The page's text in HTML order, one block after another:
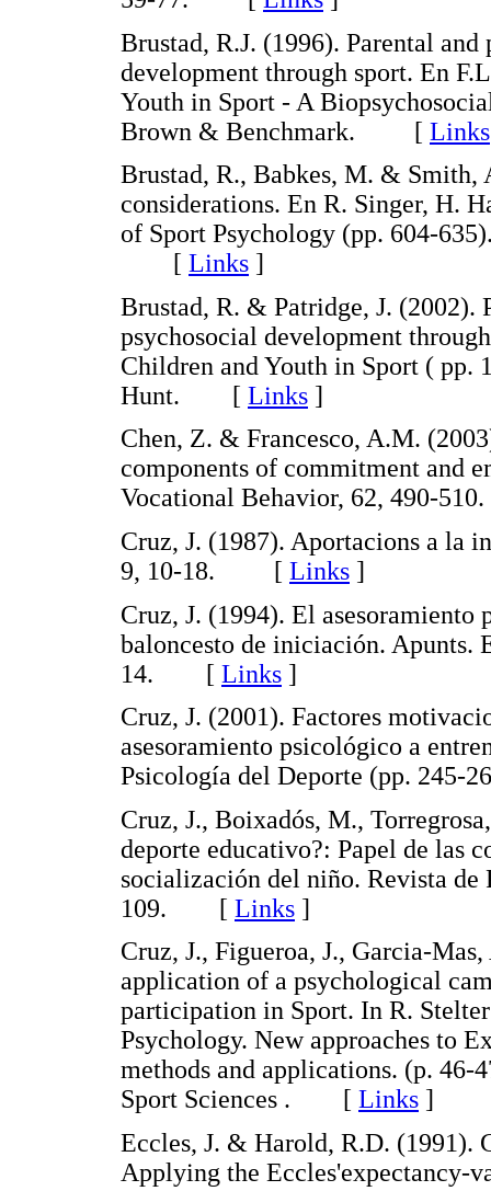
Brustad, R.J. (1996). Parental
development through sport. En
Youth in Sport - A
Brown & Benchmark. [ Links
Brustad, R., Babkes, M. & Smith,
considerations. En R. Singer, H.
of Sport Psychology (pp. 604-
[ Links ]
Brustad, R. & Patridge, J. (2002).
psychosocial development
Children and Youth in Sport ( pp.
Hunt. [ Links ]
Chen, Z. & Francesco, A.M.
components of commitment and
Vocational Behavior, 62,
Cruz, J. (1987). Aportacions a la
9, 10-18. [ Links ]
Cruz, J. (1994). El asesoramiento
baloncesto de iniciación. Apunts.
14. [ Links ]
Cruz, J. (2001). Factores
asesoramiento psicológico a
Psicología del Deporte (pp.
Cruz, J., Boixadós, M.,
deporte educativo?: Papel de las
socialización del niño. Revista
109. [ Links ]
Cruz, J., Figueroa, J., Garcia-
application of a psychological
participation in Sport. In R.
Psychology. New approaches to
methods and applications. (p.
Sport Sciences . [ Links ]
Eccles, J. & Harold, R.D. (1991).
Applying the Eccles'expectancy-